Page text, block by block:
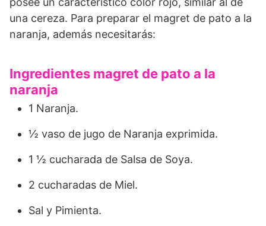
una cereza. Para preparar el magret de pato a la
naranja, además necesitarás:
Ingredientes magret de pato a la
naranja
1 Naranja.
½ vaso de jugo de Naranja exprimida.
1 ½ cucharada de Salsa de Soya.
2 cucharadas de Miel.
Sal y Pimienta.